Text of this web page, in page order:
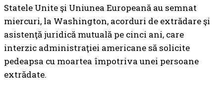
Statele Unite şi Uniunea Europeană au semnat
miercuri, la Washington, acorduri de extrădare şi
asistenţă juridică mutuală pe cinci ani, care
interzic administraţiei americane să solicite
pedeapsa cu moartea împotriva unei persoane
extrădate.